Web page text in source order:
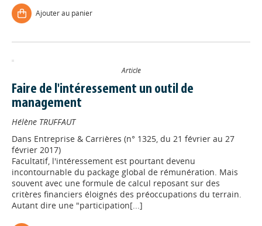
Ajouter au panier
Article
Faire de l'intéressement un outil de
management
Hélène TRUFFAUT
Dans Entreprise & Carrières (n° 1325, du 21 février au 27
février 2017)
Facultatif, l'intéressement est pourtant devenu
incontournable du package global de rémunération. Mais
souvent avec une formule de calcul reposant sur des
critères financiers éloignés des préoccupations du terrain.
Autant dire une "participation[...]